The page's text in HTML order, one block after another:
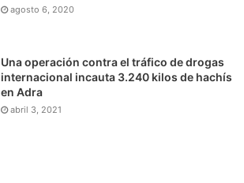
agosto 6, 2020
Una operación contra el tráfico de drogas
internacional incauta 3.240 kilos de hachís
en Adra
abril 3, 2021